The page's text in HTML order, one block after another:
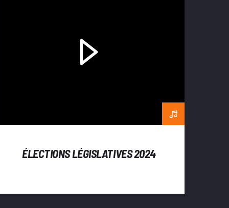
ÉLECTIONS LÉGISLATIVES 2024